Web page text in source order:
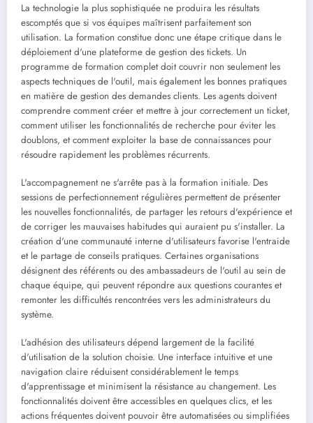
La technologie la plus sophistiquée ne produira les résultats
escomptés que si vos équipes maîtrisent parfaitement son
utilisation. La formation constitue donc une étape critique dans le
déploiement d'une plateforme de gestion des tickets. Un
programme de formation complet doit couvrir non seulement les
aspects techniques de l'outil, mais également les bonnes pratiques
en matière de gestion des demandes clients. Les agents doivent
comprendre comment créer et mettre à jour correctement un ticket,
comment utiliser les fonctionnalités de recherche pour éviter les
doublons, et comment exploiter la base de connaissances pour
résoudre rapidement les problèmes récurrents.
L'accompagnement ne s'arrête pas à la formation initiale. Des
sessions de perfectionnement régulières permettent de présenter
les nouvelles fonctionnalités, de partager les retours d'expérience et
de corriger les mauvaises habitudes qui auraient pu s'installer. La
création d'une communauté interne d'utilisateurs favorise l'entraide
et le partage de conseils pratiques. Certaines organisations
désignent des référents ou des ambassadeurs de l'outil au sein de
chaque équipe, qui peuvent répondre aux questions courantes et
remonter les difficultés rencontrées vers les administrateurs du
système.
L'adhésion des utilisateurs dépend largement de la facilité
d'utilisation de la solution choisie. Une interface intuitive et une
navigation claire réduisent considérablement le temps
d'apprentissage et minimisent la résistance au changement. Les
fonctionnalités doivent être accessibles en quelques clics, et les
actions fréquentes doivent pouvoir être automatisées ou simplifiées